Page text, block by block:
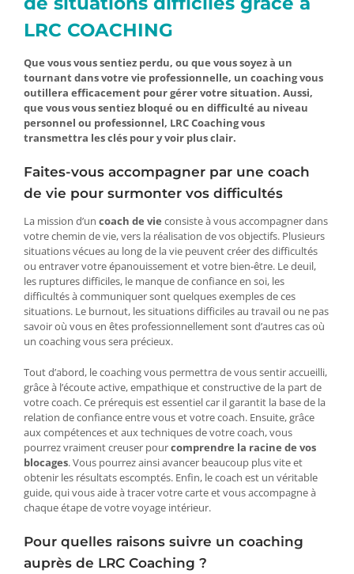
LRC COACHING
Que vous vous sentiez perdu, ou que vous soyez à un
tournant dans votre vie professionnelle, un coaching vous
outillera efficacement pour gérer votre situation. Aussi,
que vous vous sentiez bloqué ou en difficulté au niveau
personnel ou professionnel, LRC Coaching vous
transmettra les clés pour y voir plus clair.
Faites-vous accompagner par une coach
de vie pour surmonter vos difficultés
La mission d’un coach de vie consiste à vous accompagner dans
votre chemin de vie, vers la réalisation de vos objectifs. Plusieurs
situations vécues au long de la vie peuvent créer des difficultés
ou entraver votre épanouissement et votre bien-être. Le deuil,
les ruptures difficiles, le manque de confiance en soi, les
difficultés à communiquer sont quelques exemples de ces
situations. Le burnout, les situations difficiles au travail ou ne pas
savoir où vous en êtes professionnellement sont d’autres cas où
un coaching vous sera précieux.
Tout d’abord, le coaching vous permettra de vous sentir accueilli,
grâce à l’écoute active, empathique et constructive de la part de
votre coach. Ce prérequis est essentiel car il garantit la base de la
relation de confiance entre vous et votre coach. Ensuite, grâce
aux compétences et aux techniques de votre coach, vous
pourrez vraiment creuser pourcomprendre la racine de vos
blocages. Vous pourrez ainsi avancer beaucoup plus vite et
obtenir les résultats escomptés. Enfin, le coach est un véritable
guide, qui vous aide à tracer votre carte et vous accompagne à
chaque étape de votre voyage intérieur.
Pour quelles raisons suivre un coaching
auprès de LRC Coaching ?